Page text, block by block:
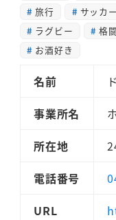
旅行
サッカー
ラグビー
格
お酒好き
名前
事業所名
所在地
電話番号
URL